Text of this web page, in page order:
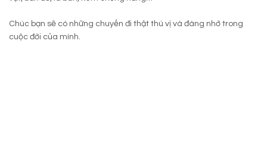
Chúc bạn sẽ có những chuyến đi thật thú vị và đáng nhớ trong
cuộc đời của mình.